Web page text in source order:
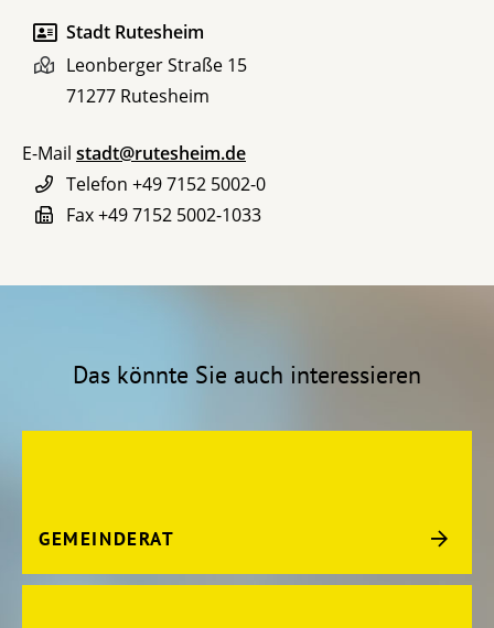
Stadt Rutesheim
Leonberger Straße 15
71277 Rutesheim
E-Mail stadt@rutesheim.de
Telefon +49 7152 5002-0
Fax+49 7152 5002-1033
Das könnte Sie auch interessieren
GEMEINDERAT